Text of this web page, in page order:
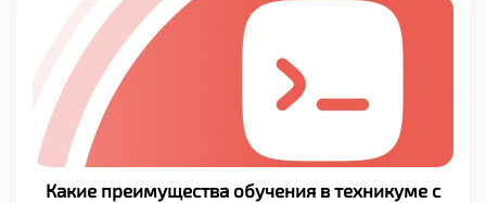
персонализировать образование, диагностировать
скрытые навыки и строить гибкие модели
взаимодействия. Современные методики обучения всё
Какие преимущества обучения в техникуме с